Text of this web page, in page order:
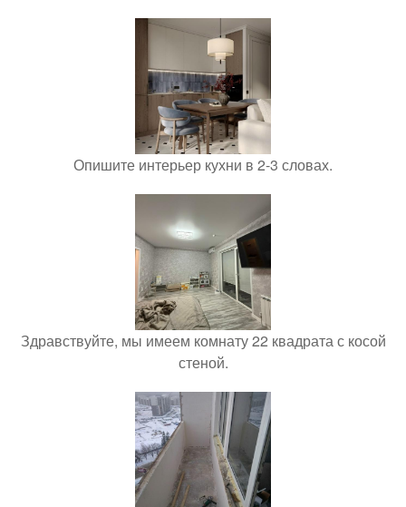
Опишите интерьер кухни в 2-3 словах.
Здравствуйте, мы имеем комнату 22 квадрата с косой
стеной.